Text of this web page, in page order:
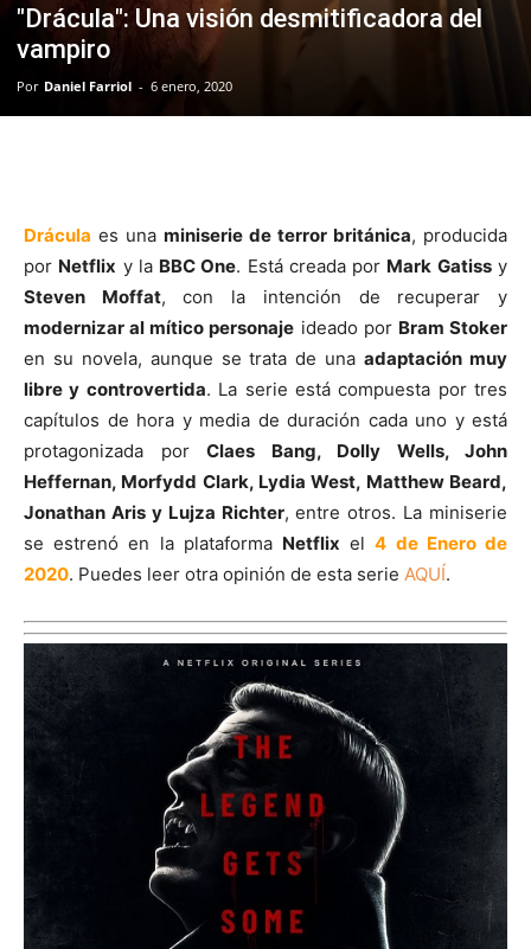
"Drácula": Una visión desmitificadora del
vampiro
Por Daniel Farriol - 6 enero, 2020
Drácula es una miniserie de terror británica, producida
por Netflix y la BBC One. Está creada por Mark Gatissy
Steven Moffat, con la intención de recuperar y
modernizar al mítico personaje ideado por Bram Stoker
en su novela, aunque se trata de unaadaptación muy
libre y controvertida. La serie está compuesta por tres
capítulos de hora y media de duración cada uno y está
protagonizada por Claes Bang, Dolly Wells, John
Heffernan, Morfydd Clark, Lydia West, Matthew Beard,
Jonathan Aris y Lujza Richter, entre otros. La miniserie
se estrenó en la plataforma Netflix el4 de Enero de
2020. Puedes leer otra opinión de esta serie AQUÍ.